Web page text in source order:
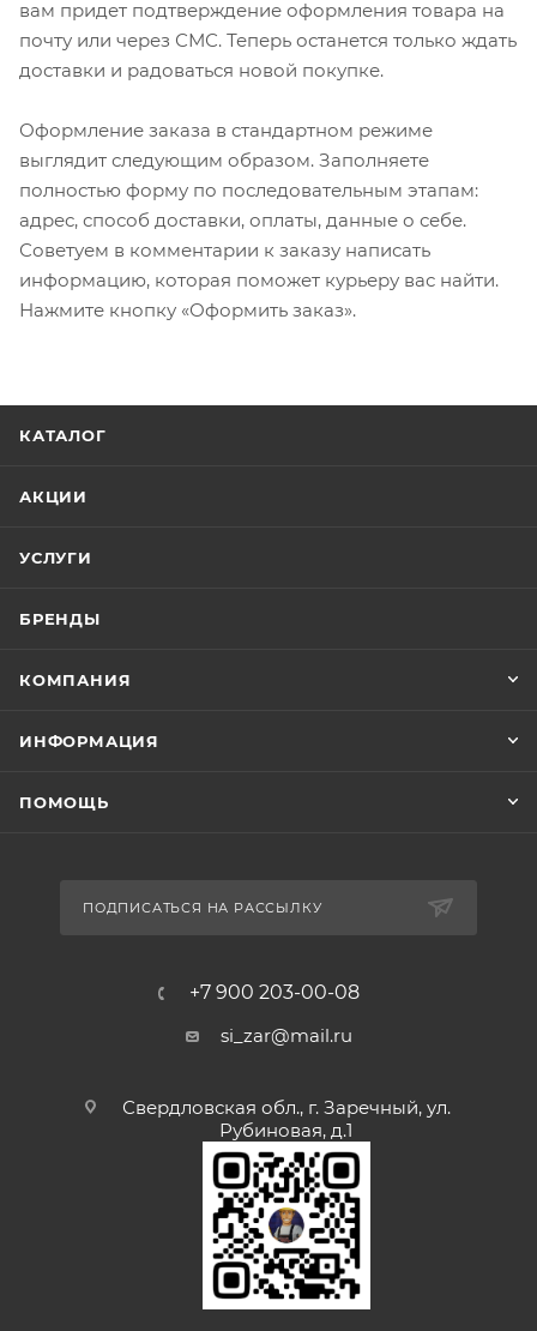
вам придет подтверждение оформления товара на
почту или через СМС. Теперь останется только ждать
доставки и радоваться новой покупке.
Оформление заказа в стандартном режиме
выглядит следующим образом. Заполняете
полностью форму по последовательным этапам:
адрес, способ доставки, оплаты, данные о себе.
Советуем в комментарии к заказу написать
информацию, которая поможет курьеру вас найти.
Нажмите кнопку «Оформить заказ».
КАТАЛОГ
АКЦИИ
УСЛУГИ
БРЕНДЫ
КОМПАНИЯ
ИНФОРМАЦИЯ
ПОМОЩЬ
ПОДПИСАТЬСЯ НА РАССЫЛКУ
+7 900 203-00-08
si_zar@mail.ru
Свердловская обл., г. Заречный, ул.
Рубиновая, д.1